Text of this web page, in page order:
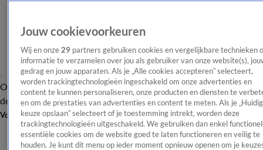
OverzichtAfleveringen Entertainment TV Algemeen
Tip
de redactieNieuwsbrief
Volg Shownieuws
Jouw cookievoorkeuren
Wij en onze 29 partners gebruiken cookies en vergelijkbare technieken
informatie te verzamelen over jou als gebruiker van onze website(s),
gedrag en jouw apparaten. Als je „Alle cookies accepteren” selecteert,
worden trackingtechnologieën ingeschakeld om onze advertenties en
content te kunnen personaliseren, onze producten en diensten te
en om de prestaties van advertenties en content te meten. Als je
keuze opslaan” selecteert of je toestemming intrekt, worden deze
trackingtechnologieën uitgeschakeld. We gebruiken dan enkel
essentiële cookies om de website goed te laten functioneren en veilig te
houden. Je kunt dit menu op ieder moment opnieuw openen om je